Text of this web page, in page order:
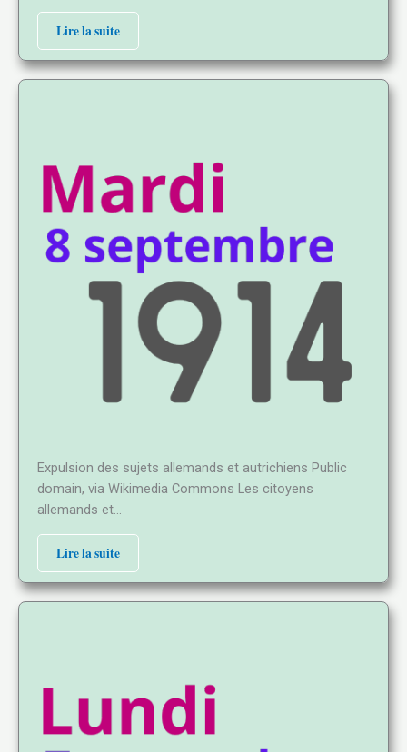
Lire la suite
Expulsion des sujets allemands et autrichiens Public
domain, via Wikimedia Commons Les citoyens
allemands et…
Lire la suite